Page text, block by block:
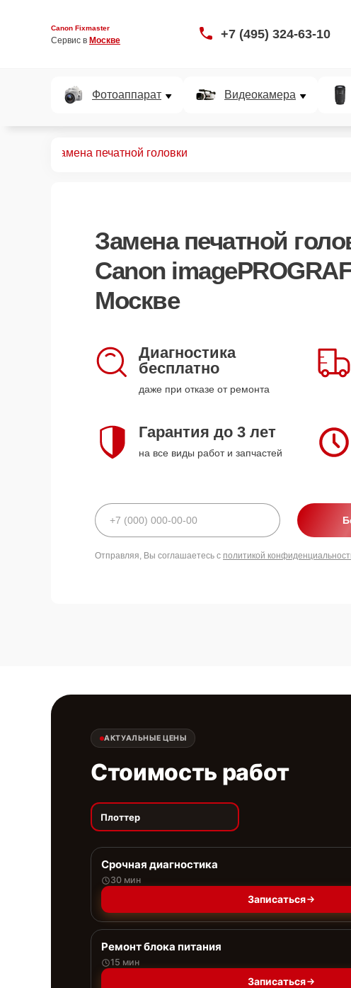
Canon Fixmaster
Сервис в Москве +7 (495) 324-63-10
Фотоаппарат Видеокамера
Замена печатной головки
Замена печатной
Canon
Москве
Диагностика
бесплатно
даже при отказе от ремонта
Гарантия до 3 лет
на все виды работ и запчастей
Отправляя, Вы соглашаетесь с политикой
АКТУАЛЬНЫЕ ЦЕНЫ
Стоимость работ
Плоттер
Срочная диагностика
30 мин
Записаться
Ремонт блока питания
15 мин
Записаться